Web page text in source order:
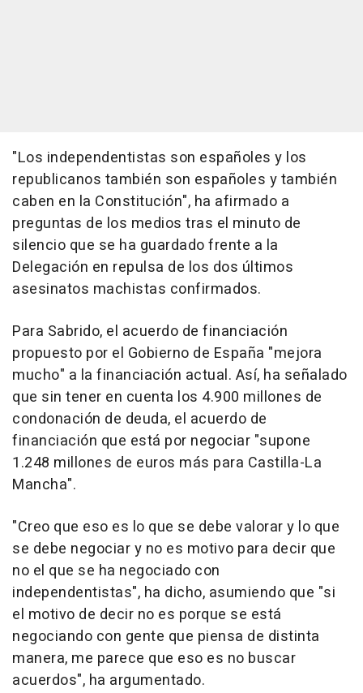
"Los independentistas son españoles y los
republicanos también son españoles y también
caben en la Constitución", ha afirmado a
preguntas de los medios tras el minuto de
silencio que se ha guardado frente a la
Delegación en repulsa de los dos últimos
asesinatos machistas confirmados.
Para Sabrido, el acuerdo de financiación
propuesto por el Gobierno de España "mejora
mucho" a la financiación actual. Así, ha señalado
que sin tener en cuenta los 4.900 millones de
condonación de deuda, el acuerdo de
financiación que está por negociar "supone
1.248 millones de euros más para Castilla-La
Mancha".
"Creo que eso es lo que se debe valorar y lo que
se debe negociar y no es motivo para decir que
no el que se ha negociado con
independentistas", ha dicho, asumiendo que "si
el motivo de decir no es porque se está
negociando con gente que piensa de distinta
manera, me parece que eso es no buscar
acuerdos", ha argumentado.